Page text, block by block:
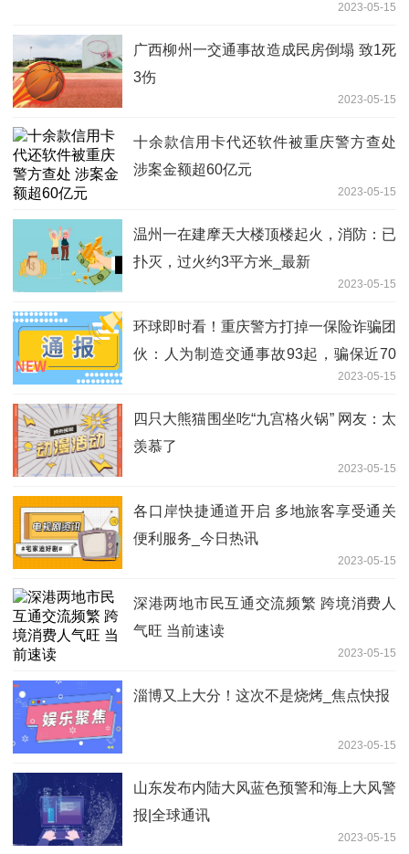
2023-05-15
广西柳州一交通事故造成民房倒塌 致1死
3伤
2023-05-15
十余款信用卡代还软件被重庆警方查处
涉案金额超60亿元
2023-05-15
温州一在建摩天大楼顶楼起火，消防：已
扑灭，过火约3平方米_最新
2023-05-15
环球即时看！重庆警方打掉一保险诈骗团
伙：人为制造交通事故93起，骗保近70
2023-05-15
四只大熊猫围坐吃“九宫格火锅” 网友：太
羡慕了
2023-05-15
各口岸快捷通道开启 多地旅客享受通关
便利服务_今日热讯
2023-05-15
深港两地市民互通交流频繁 跨境消费人
气旺 当前速读
2023-05-15
淄博又上大分！这次不是烧烤_焦点快报
2023-05-15
山东发布内陆大风蓝色预警和海上大风警
报|全球通讯
2023-05-15